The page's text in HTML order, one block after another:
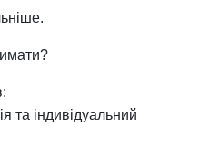
та індивідуальний